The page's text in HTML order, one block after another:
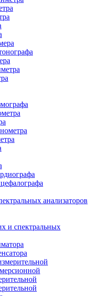
анализаторов
и спектральных